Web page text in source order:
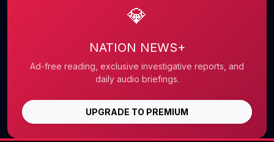
💎
NATION NEWS+
Ad-free reading, exclusive investigative reports, and
daily audio briefings.
UPGRADE TO PREMIUM